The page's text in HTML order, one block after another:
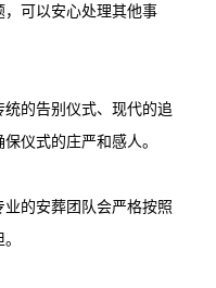
可以安心处理其他事
的告别仪式、现代的追
仪式的庄严和感人。
的安葬团队会严格按照